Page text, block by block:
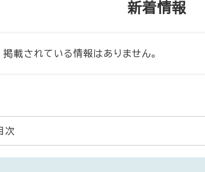
新着情報
掲載されている情報はありません。
次